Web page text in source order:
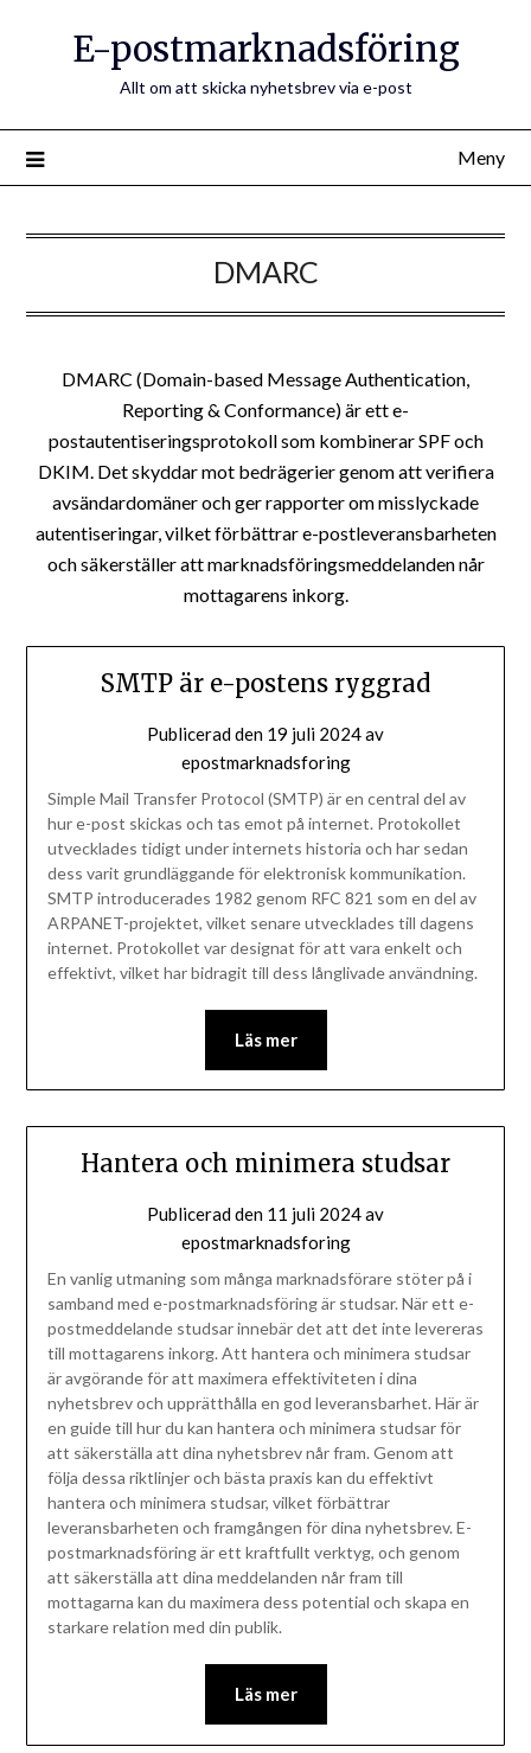
E-postmarknadsföring
Allt om att skicka nyhetsbrev via e-post
Meny
DMARC
DMARC (Domain-based Message Authentication,
Reporting & Conformance) är ett e-
postautentiseringsprotokoll som kombinerar SPF och
DKIM. Det skyddar mot bedrägerier genom att verifiera
avsändardomäner och ger rapporter om misslyckade
autentiseringar, vilket förbättrar e-postleveransbarheten
och säkerställer att marknadsföringsmeddelanden når
mottagarens inkorg.
SMTP är e-postens ryggrad
Publicerad den 19 juli 2024av
epostmarknadsforing
Simple Mail Transfer Protocol (SMTP) är en central del av
hur e-post skickas och tas emot på internet. Protokollet
utvecklades tidigt under internets historia och har sedan
dess varit grundläggande för elektronisk kommunikation.
SMTP introducerades 1982 genom RFC 821 som en del av
ARPANET-projektet, vilket senare utvecklades till dagens
internet. Protokollet var designat för att vara enkelt och
effektivt, vilket har bidragit till dess långlivade användning.
Läs mer
Hantera och minimera studsar
Publicerad den 11 juli 2024av
epostmarknadsforing
En vanlig utmaning som många marknadsförare stöter på i
samband med e-postmarknadsföring är studsar. När ett e-
postmeddelande studsar innebär det att det inte levereras
till mottagarens inkorg. Att hantera och minimera studsar
är avgörande för att maximera effektiviteten i dina
nyhetsbrev och upprätthålla en god leveransbarhet. Här är
en guide till hur du kan hantera och minimera studsar för
att säkerställa att dina nyhetsbrev når fram. Genom att
följa dessa riktlinjer och bästa praxis kan du effektivt
hantera och minimera studsar, vilket förbättrar
leveransbarheten och framgången för dina nyhetsbrev. E-
postmarknadsföring är ett kraftfullt verktyg, och genom
att säkerställa att dina meddelanden når fram till
mottagarna kan du maximera dess potential och skapa en
starkare relation med din publik.
Läs mer